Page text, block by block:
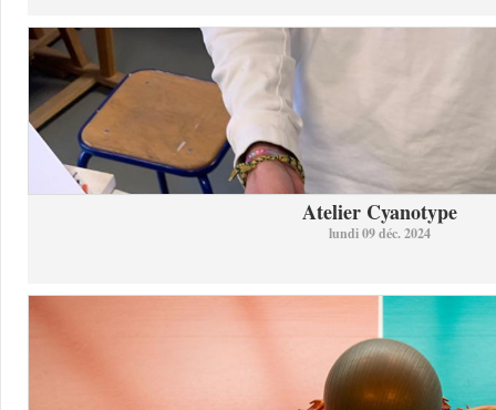
Atelier Cyanotype
lundi 09 déc. 2024